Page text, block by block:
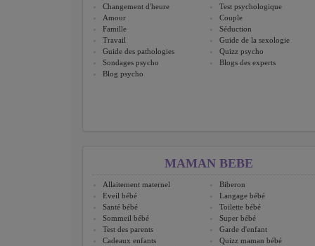
Changement d'heure
Test psychologique
Amour
Couple
Famille
Séduction
Travail
Guide de la sexologie
Guide des pathologies
Quizz psycho
Sondages psycho
Blogs des experts
Blog psycho
MAMAN BEBE
Allaitement maternel
Biberon
Eveil bébé
Langage bébé
Santé bébé
Toilette bébé
Sommeil bébé
Super bébé
Test des parents
Garde d'enfant
Cadeaux enfants
Quizz maman bébé